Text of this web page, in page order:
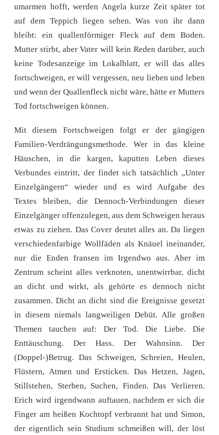
umarmen hofft, werden Angela kurze Zeit später tot
auf dem Teppich liegen sehen. Was von ihr dann
bleibt: ein quallenförmiger Fleck auf dem Boden.
Mutter stirbt, aber Vater will kein Reden darüber, auch
keine Todesanzeige im Lokalblatt, er will das alles
fortschweigen, er will vergessen, neu lieben und leben
und wenn der Quallenfleck nicht wäre, hätte er Mutters
Tod fortschweigen können.
Mit diesem Fortschweigen folgt er der gängigen
Familien-Verdrängungsmethode. Wer in das kleine
Häuschen, in die kargen, kaputten Leben dieses
Verbundes eintritt, der findet sich tatsächlich „Unter
Einzelgängern“ wieder und es wird Aufgabe des
Textes bleiben, die Dennoch-Verbindungen dieser
Einzelgänger offenzulegen, aus dem Schweigen heraus
etwas zu ziehen. Das Cover deutet alles an. Da liegen
verschiedenfarbige Wollfäden als Knäuel ineinander,
nur die Enden fransen im Irgendwo aus. Aber im
Zentrum scheint alles verknoten, unentwirrbar, dicht
an dicht und wirkt, als gehörte es dennoch nicht
zusammen. Dicht an dicht sind die Ereignisse gesetzt
in diesem niemals langweiligen Debüt. Alle großen
Themen tauchen auf: Der Tod. Die Liebe. Die
Enttäuschung. Der Hass. Der Wahnsinn. Der
(Doppel-)Betrug. Das Schweigen, Schreien, Heulen,
Flüstern, Atmen und Ersticken. Das Hetzen, Jagen,
Stillstehen, Sterben, Suchen, Finden. Das Verlieren.
Erich wird irgendwann auftauen, nachdem er sich die
Finger am heißen Kochtopf verbrannt hat und Simon,
der eigentlich sein Studium schmeißen will, der löst